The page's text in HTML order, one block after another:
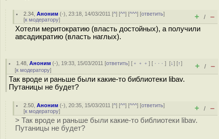
2.34 ,Аноним (-), 23:18, 14/03/2011 [^] [^^] [^^^] [ответить]
[к модератору] + / –
Хотели меритократию (власть достойных), а получили
авсадикратию (власть наглых).
1.48 ,Аноним (-), 19:33, 15/03/2011 [ответить] [ ﹢﹢﹢] [ · · ·][↓] [↑]
[к модератору] + / –
Так вроде и раньше были какие-то библиотеки libav.
Путаницы не будет?
2.50 ,Аноним (-), 20:35, 15/03/2011 [^] [^^] [^^^] [ответить]
[к модератору] + / –
> Так вроде и раньше были какие-то библиотеки libav.
Путаницы не будет?